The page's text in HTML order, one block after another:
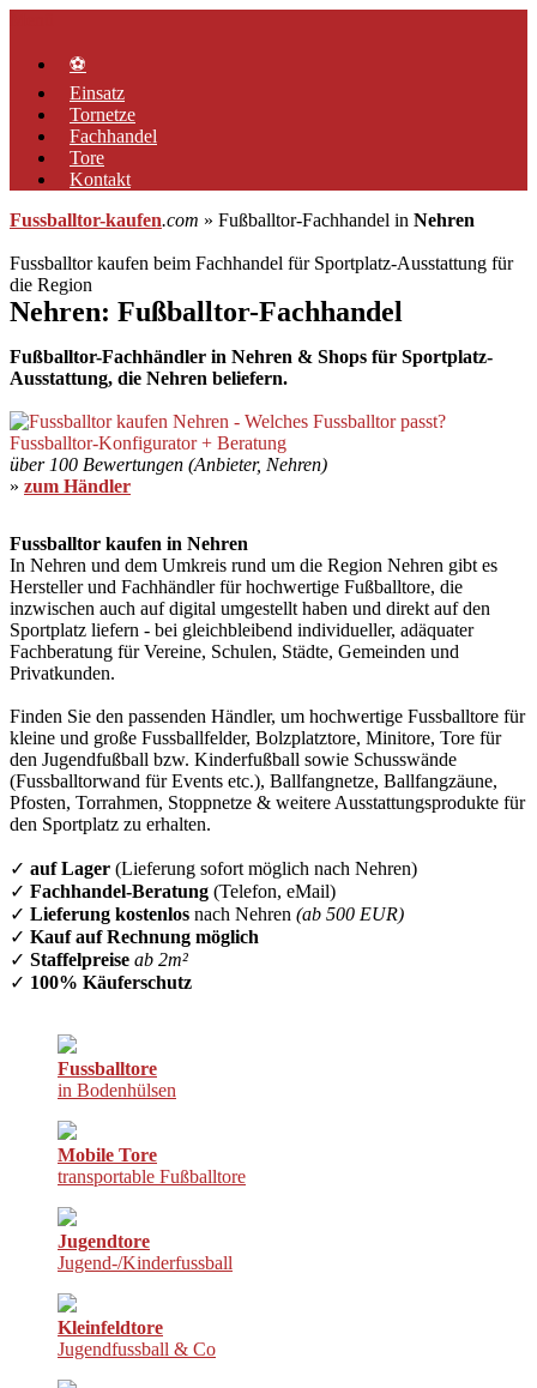
springen⚽
Einsatz
Tornetze
Fachhandel
Tore
Kontakt
Fussballtor-kaufen.com » Fußballtor-Fachhandel in Nehren
Fussballtor kaufen beim Fachhandel für Sportplatz-Ausstattung für
die Region
Nehren: Fußballtor-Fachhandel
Fußballtor-Fachhändler in Nehren & Shops für Sportplatz-
Ausstattung, die Nehren beliefern.
über 100 Bewertungen (Anbieter, Nehren)
» zum Händler
Fussballtor kaufen in Nehren
In Nehren und dem Umkreis rund um die Region Nehren gibt es
Hersteller und Fachhändler für hochwertige Fußballtore, die
inzwischen auch auf digital umgestellt haben und direkt auf den
Sportplatz liefern - bei gleichbleibend individueller, adäquater
Fachberatung für Vereine, Schulen, Städte, Gemeinden und
Privatkunden.
Finden Sie den passenden Händler, um hochwertige Fussballtore für
kleine und große Fussballfelder, Bolzplatztore, Minitore, Tore für
den Jugendfußball bzw. Kinderfußball sowie Schusswände
(Fussballtorwand für Events etc.), Ballfangnetze, Ballfangzäune,
Pfosten, Torrahmen, Stoppnetze & weitere Ausstattungsprodukte für
den Sportplatz zu erhalten.
✓ auf Lager (Lieferung sofort möglich nach Nehren)
✓ Fachhandel-Beratung (Telefon, eMail)
✓ Lieferung kostenlos nach Nehren (ab 500 EUR)
✓ Kauf auf Rechnung möglich
✓ Staffelpreise ab 2m²
✓ 100% Käuferschutz
Fussballtore
in Bodenhülsen
Mobile Tore
transportable Fußballtore
Jugendtore
Jugend-/Kinderfussball
Kleinfeldtore
Jugendfussball & Co